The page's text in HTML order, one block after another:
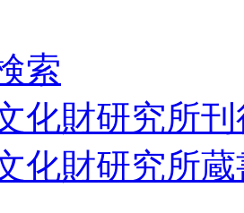
索
化財研究所
化財研究所